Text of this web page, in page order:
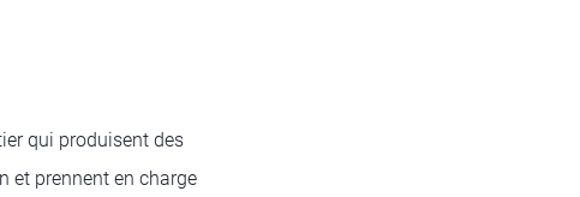
qui produisent des
et prennent en charge